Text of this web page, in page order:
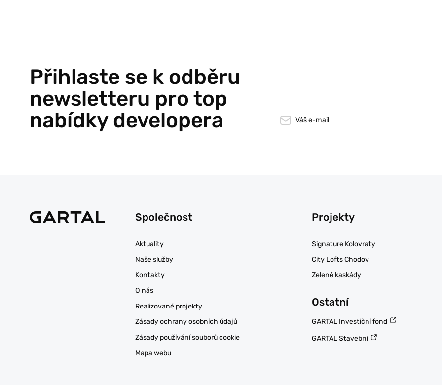
Přihlaste se k odběru
newsletteru pro top
nabídky developera
Společnost
Aktuality
Naše služby
Kontakty
O nás
Realizované projekty
Zásady ochrany osobních údajů
Zásady používání souborů cookie
Mapa webu
Projekty
Signature Kolovraty
City Lofts Chodov
Zelené kaskády
Ostatní
GARTAL Investiční fond
GARTAL Stavební